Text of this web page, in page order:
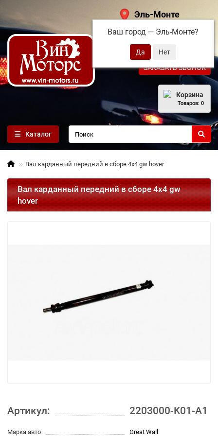
Эль-Монте
Ваш город — Эль-Монте?
+7 (495) 108-68-71
ЗАКАЗАТЬ ЗВОНОК
Корзина
Товаров: 0
Каталог
Вал карданный передний в сборе 4х4 gw hover
Вал карданный передний в сборе 4х4 gw
hover
Артикул: 2203000-K01-A1
Марка авто Great Wall